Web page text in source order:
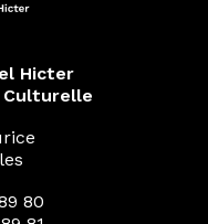
Hicter
Culturelle
80